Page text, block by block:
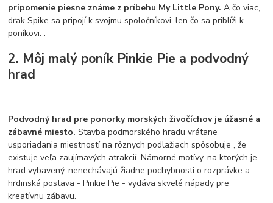
pripomenie piesne známe z príbehu My Little Pony.A čo viac,
drak Spike sa pripojí k svojmu spoločníkovi, len čo sa priblíži k
poníkovi. .
2. Môj malý poník Pinkie Pie a podvodný
hrad
Podvodný hrad pre ponorky morských živočíchov je úžasné a
zábavné miesto.Stavba podmorského hradu vrátane
usporiadania miestností na rôznych podlažiach spôsobuje , že
existuje veľa zaujímavých atrakcií. Námorné motívy, na ktorých je
hrad vybavený, nenechávajú žiadne pochybnosti o rozprávke a
hrdinská postava - Pinkie Pie - vydáva skvelé nápady pre
kreatívnu zábavu.